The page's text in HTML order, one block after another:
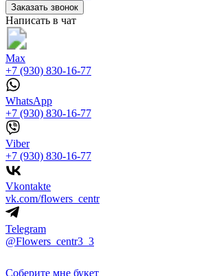
Заказать звонок
Написать в чат
Max
+7 (930) 830-16-77
WhatsApp
+7 (930) 830-16-77
Viber
+7 (930) 830-16-77
Vkontakte
vk.com/flowers_centr
Telegram
@Flowers_centr3_3
Соберите мне букет